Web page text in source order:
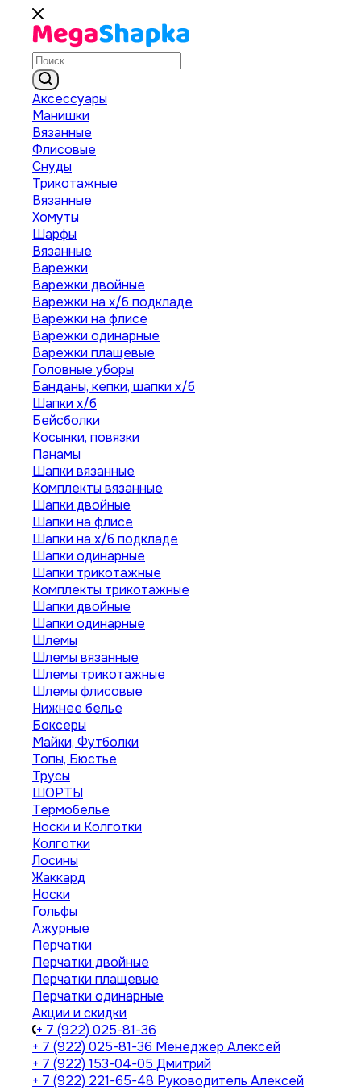
Аксессуары
Манишки
Вязанные
Флисовые
Снуды
Трикотажные
Вязанные
Хомуты
Шарфы
Вязанные
Варежки
Варежки двойные
Варежки на х/б подкладе
Варежки на флисе
Варежки одинарные
Варежки плащевые
Головные уборы
Банданы, кепки, шапки х/б
Шапки х/б
Бейсболки
Косынки, повязки
Панамы
Шапки вязанные
Комплекты вязанные
Шапки двойные
Шапки на флисе
Шапки на х/б подкладе
Шапки одинарные
Шапки трикотажные
Комплекты трикотажные
Шапки двойные
Шапки одинарные
Шлемы
Шлемы вязанные
Шлемы трикотажные
Шлемы флисовые
Нижнее белье
Боксеры
Майки, Футболки
Топы, Бюстье
Трусы
ШОРТЫ
Термобелье
Носки и Колготки
Колготки
Лосины
Жаккард
Носки
Гольфы
Ажурные
Перчатки
Перчатки двойные
Перчатки плащевые
Перчатки одинарные
Акции и скидки
+ 7 (922) 025-81-36
+ 7 (922) 025-81-36 Менеджер Алексей
+ 7 (922) 153-04-05 Дмитрий
+ 7 (922) 221-65-48 Руководитель Алексей